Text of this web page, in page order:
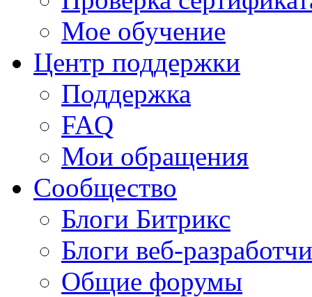
Мое обучение
Центр поддержки
Поддержка
FAQ
Мои обращения
Сообщество
Блоги Битрикс
Блоги веб-
Общие форумы